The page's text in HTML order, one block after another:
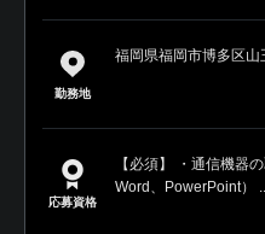
勤務地
福岡県福岡市博多区
応募資格
【必須】 ・通信機器
Word、PowerPoint）